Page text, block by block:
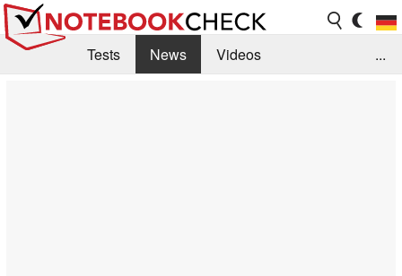
Tests News
Videos
...